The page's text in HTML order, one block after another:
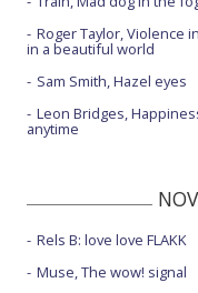
Roger Taylor, Violence
in a beautiful world
Sam Smith, Hazel eyes
Leon Bridges,
anytime
Rels B: love love FLAKK
Muse, The wow! signal